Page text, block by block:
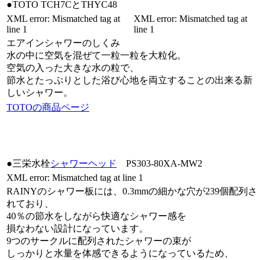
●TOTO TCH7CとTHYC48
XML error: Mismatched tag at
line 1
XML error: Mismatched tag at
line 1
エアインシャワーのしくみ
水の中に空気を混ぜて一粒一粒を大粒化。
空気の入った大きな水の粒で、
節水とたっぷりとした浴び心地を両立することの出来る新
しいシャワー。
TOTOの商品ページ
●三栄水栓シャワーヘッド
PS303-80XA-MW2
XML error: Mismatched tag at line 1
RAINYのシャワー板には、0.3mmの細かな穴が239個配列さ
れており、
40％の節水をしながら快適なシャワー感を
損なわない設計になっています。
9つのサークルに配列されたシャワーの束が
しっかりと水量を体感できるようになっているため、